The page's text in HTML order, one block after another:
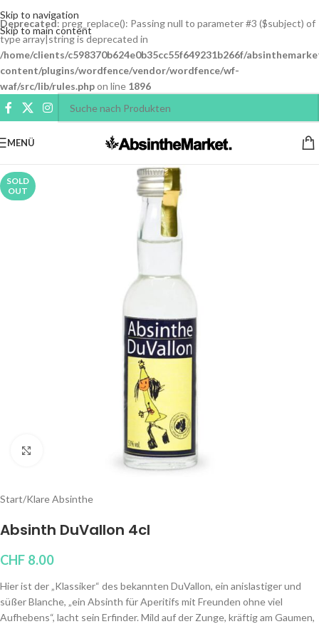
Deprecated: preg_replace(): Passing null to parameter #3 ($subject) of
type array|string is deprecated in
/home/clients/c598370b624e0b35cc55f649231b266f/
content/plugins/wordfence/vendor/wordfence/wf-
waf/src/lib/rules.phpon line 1896
Skip to navigation
Skip to main content
MENÜ
SOLD
OUT
Klicken um zu vergrößern
Start/Klare Absinthe
Absinth DuVallon 4cl
CHF 8.00
Hier ist der „Klassiker“ des bekannten DuVallon, ein anislastiger und
süßer Blanche, „ein Absinth für Aperitifs mit Freunden ohne viel
Aufhebens“, lacht sein Erfinder. Mild auf der Zunge, kräftig am Gaumen,